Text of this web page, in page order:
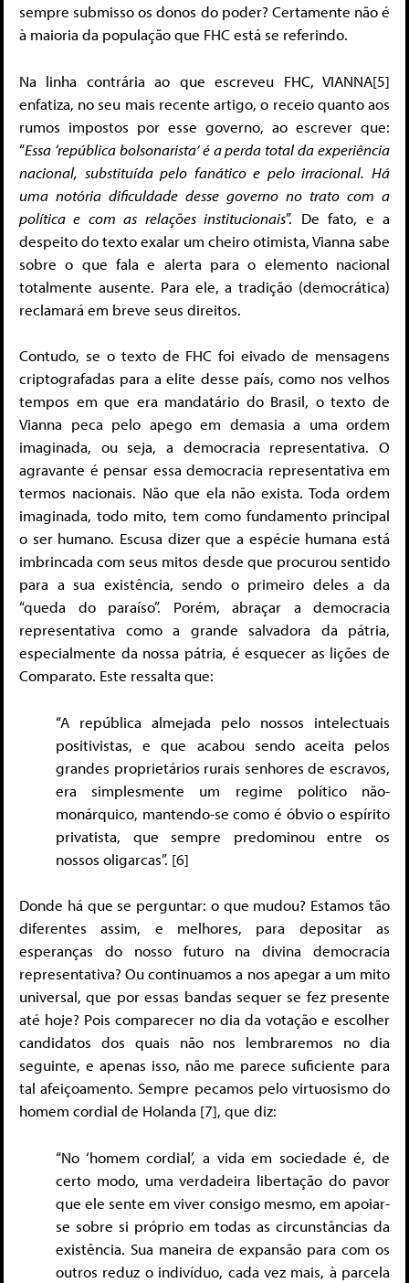
sempre submisso os donos do poder? Certamente não é
à maioria da população que FHC está se referindo.
Na linha contrária ao que escreveu FHC, VIANNA[5]
enfatiza, no seu mais recente artigo, o receio quanto aos
rumos impostos por esse governo, ao escrever que:
“Essa ‘república bolsonarista’ é a perda total da experiência
nacional, substituída pelo fanático e pelo irracional. Há
uma notória dificuldade desse governo no trato com a
política e com as relações institucionais”. De fato, e a
despeito do texto exalar um cheiro otimista, Vianna sabe
sobre o que fala e alerta para o elemento nacional
totalmente ausente. Para ele, a tradição (democrática)
reclamará em breve seus direitos.
Contudo, se o texto de FHC foi eivado de mensagens
criptografadas para a elite desse país, como nos velhos
tempos em que era mandatário do Brasil, o texto de
Vianna peca pelo apego em demasia a uma ordem
imaginada, ou seja, a democracia representativa. O
agravante é pensar essa democracia representativa em
termos nacionais. Não que ela não exista. Toda ordem
imaginada, todo mito, tem como fundamento principal
o ser humano. Escusa dizer que a espécie humana está
imbrincada com seus mitos desde que procurou sentido
para a sua existência, sendo o primeiro deles a da
“queda do paraíso”. Porém, abraçar a democracia
representativa como a grande salvadora da pátria,
especialmente da nossa pátria, é esquecer as lições de
Comparato. Este ressalta que:
“A república almejada pelo nossos intelectuais
positivistas, e que acabou sendo aceita pelos
grandes proprietários rurais senhores de escravos,
era simplesmente um regime político não-
monárquico, mantendo-se como é óbvio o espírito
privatista, que sempre predominou entre os
nossos oligarcas”. [6]
Donde há que se perguntar: o que mudou? Estamos tão
diferentes assim, e melhores, para depositar as
esperanças do nosso futuro na divina democracia
representativa? Ou continuamos a nos apegar a um mito
universal, que por essas bandas sequer se fez presente
até hoje? Pois comparecer no dia da votação e escolher
candidatos dos quais não nos lembraremos no dia
seguinte, e apenas isso, não me parece suficiente para
tal afeiçoamento. Sempre pecamos pelo virtuosismo do
homem cordial de Holanda [7], que diz:
“No ‘homem cordial’, a vida em sociedade é, de
certo modo, uma verdadeira libertação do pavor
que ele sente em viver consigo mesmo, em apoiar-
se sobre si próprio em todas as circunstâncias da
existência. Sua maneira de expansão para com os
outros reduz o indivíduo, cada vez mais, à parcela